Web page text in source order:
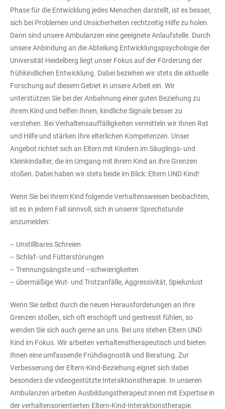
Phase für die Entwicklung jedes Menschen darstellt, ist es besser,
sich bei Problemen und Unsicherheiten rechtzeitig Hilfe zu holen.
Dann sind unsere Ambulanzen eine geeignete Anlaufstelle. Durch
unsere Anbindung an die Abteilung Entwicklungspsychologie der
Universität Heidelberg liegt unser Fokus auf der Förderung der
frühkindlichen Entwicklung. Dabei beziehen wir stets die aktuelle
Forschung auf diesem Gebiet in unsere Arbeit ein. Wir
unterstützen Sie bei der Anbahnung einer guten Beziehung zu
Ihrem Kind und helfen Ihnen, kindliche Signale besser zu
verstehen. Bei Verhaltensauffälligkeiten vermitteln wir Ihnen Rat
und Hilfe und stärken Ihre elterlichen Kompetenzen. Unser
Angebot richtet sich an Eltern mit Kindern im Säuglings- und
Kleinkindalter, die im Umgang mit ihrem Kind an ihre Grenzen
stoßen. Dabei haben wir stets beide im Blick: Eltern UND Kind!
Wenn Sie bei Ihrem Kind folgende Verhaltensweisen beobachten,
ist es in jedem Fall sinnvoll, sich in unserer Sprechstunde
anzumelden:
– Unstillbares Schreien
– Schlaf- und Fütterstörungen
– Trennungsängste und –schwierigkeiten
– übermäßige Wut- und Trotzanfälle, Aggressivität, Spielunlust
Wenn Sie selbst durch die neuen Herausforderungen an Ihre
Grenzen stoßen, sich oft erschöpft und gestresst fühlen, so
wenden Sie sich auch gerne an uns. Bei uns stehen Eltern UND
Kind im Fokus. Wir arbeiten verhaltenstherapeutisch und bieten
Ihnen eine umfassende Frühdiagnostik und Beratung. Zur
Verbesserung der Eltern-Kind-Beziehung eignet sich dabei
besonders die videogestützte Interaktionstherapie. In unseren
Ambulanzen arbeiten Ausbildungstherapeut:innen mit Expertise in
der verhaltensorientierten Eltern-Kind-Interaktionstherapie.